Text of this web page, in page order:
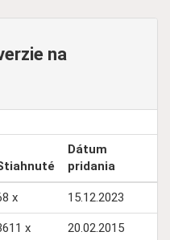
na
Dátum
pridania
x 15.12.2023
x 20.02.2015